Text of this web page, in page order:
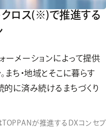
ロス(※)で推進する
ーメーションによって提供
まち・地域とそこに暮らす
的に済み続けるまちづくり
が推進するDXコンセプ